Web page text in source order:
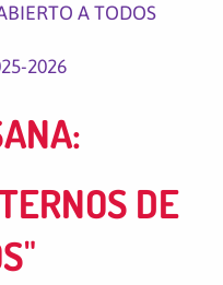
A TODOS
2026
DE